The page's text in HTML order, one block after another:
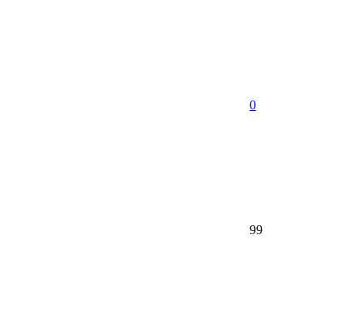
0
99